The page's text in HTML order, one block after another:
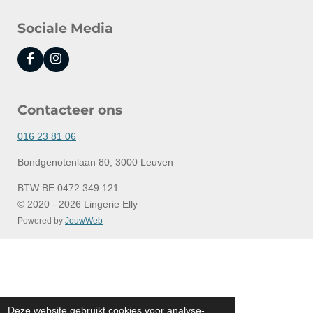
Deze website gebruikt cookies voor analyse-
Sociale Media
F
a
b
o
k
I
n
a
r
a
Contacteer ons
016 23 81 06
Bondgenotenlaan 80, 3000 Leuven
BTW BE 0472.349.121
© 2020 - 2026 Lingerie Elly
Powered by JouwWeb